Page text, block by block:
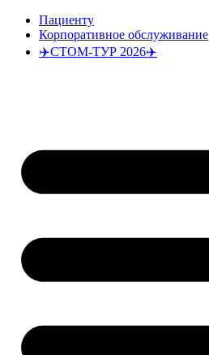
Перейти
содержимому
Пациенту
Корпоративное обслуживание
✈️СТОМ-ТУР 2026✈️